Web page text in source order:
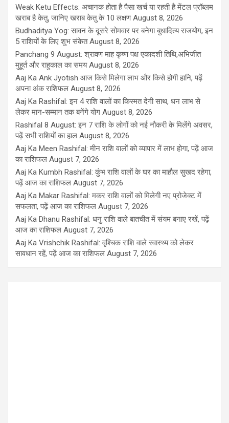
Weak Ketu Effects: अचानक होता है पैसा खर्च या रहती है मेंटल प्रॉब्लम
खराब है केतु, जानिए खराब केतु के 10 लक्षण August 8, 2026
Budhaditya Yog: सावन के दूसरे सोमवार पर बनेगा बुधादित्य राजयोग, इन
5 राशियों के लिए शुभ संकेत August 8, 2026
Panchang 9 August: श्रावण माह कृष्ण पक्ष एकादशी तिथि,अभिजीत
मुहूर्त और राहुकाल का समय August 8, 2026
Aaj Ka Ank Jyotish आज किसे मिलेगा लाभ और किसे होगी हानि, पढ़ें
अपना अंक राशिफल August 8, 2026
Aaj Ka Rashifal: इन 4 राशि वालों का किस्मत देगी साथ, धन लाभ से
लेकर मान-सम्मान तक बनेंगे योग August 8, 2026
Rashifal 8 August: इन 7 राशि के लोगों को नई नौकरी के मिलेंगे अवसर,
पढ़ें सभी राशियों का हाल August 8, 2026
Aaj Ka Meen Rashifal: मीन राशि वालों को व्यापार में लाभ होगा, पढ़ें आज
का राशिफल August 7, 2026
Aaj Ka Kumbh Rashifal: कुंभ राशि वालों के घर का माहौल सुखद रहेगा,
पढ़ें आज का राशिफल August 7, 2026
Aaj Ka Makar Rashifal: मकर राशि वालों को मिलेगी नए प्रोजेक्ट में
सफलता, पढ़ें आज का राशिफल August 7, 2026
Aaj Ka Dhanu Rashifal: धनु राशि वाले बातचीत में संयम बनाए रखें, पढ़ें
आज का राशिफल August 7, 2026
Aaj Ka Vrishchik Rashifal: वृश्चिक राशि वाले स्वास्थ्य को लेकर
सावधान रहें, पढ़ें आज का राशिफल August 7, 2026